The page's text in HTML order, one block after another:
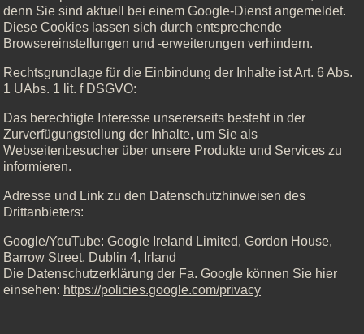
denn Sie sind aktuell bei einem Google-Dienst angemeldet.
Diese Cookies lassen sich durch entsprechende
Browsereinstellungen und -erweiterungen verhindern.
Rechtsgrundlage für die Einbindung der Inhalte ist Art. 6 Abs.
1 UAbs. 1 lit. f DSGVO:
Das berechtigte Interesse unsererseits besteht in der
Zurverfügungstellung der Inhalte, um Sie als
Webseitenbesucher über unsere Produkte und Services zu
informieren.
Adresse und Link zu den Datenschutzhinweisen des
Drittanbieters:
Google/YouTube: Google Ireland Limited, Gordon House,
Barrow Street, Dublin 4, Irland
Die Datenschutzerklärung der Fa. Google können Sie hier
einsehen: https://policies.google.com/privacy